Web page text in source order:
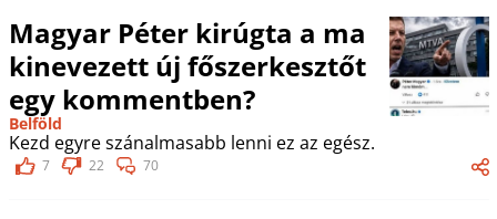
Magyar Péter kirúgta a ma
kinevezett új főszerkesztőt
egy kommentben?
Belföld
Kezd egyre szánalmasabb lenni ez az egész.
7 22 70